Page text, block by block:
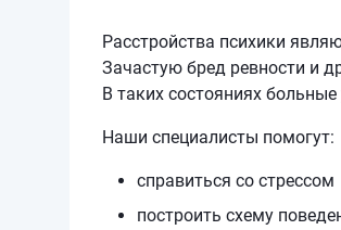
Расстройства психики
Зачастую бред ревности и
В таких состояниях
Наши специалисты помогут:
справиться со стрессом
построить схему